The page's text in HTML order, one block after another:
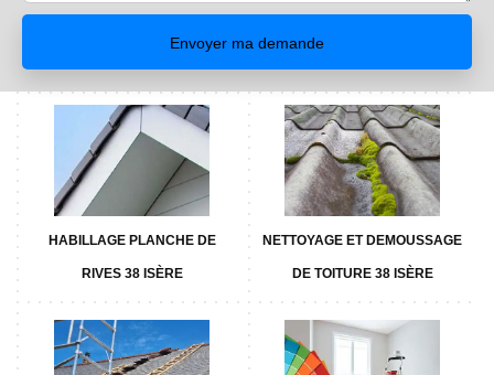
HABILLAGE PLANCHE DE
RIVES 38 ISÈRE
NETTOYAGE ET DEMOUSSAGE
DE TOITURE 38 ISÈRE